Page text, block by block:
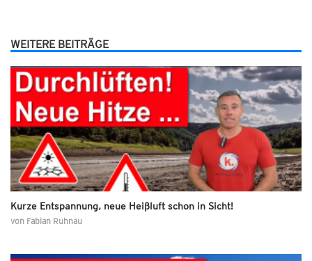
WEITERE BEITRÄGE
Kurze Entspannung, neue Heißluft schon in Sicht!
von Fabian Ruhnau